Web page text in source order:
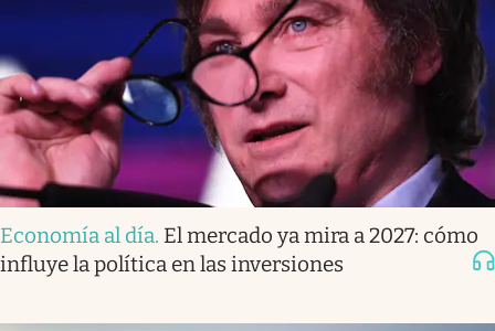
Economía al día. El mercado ya mira a 2027: cómo
influye la política en las inversiones